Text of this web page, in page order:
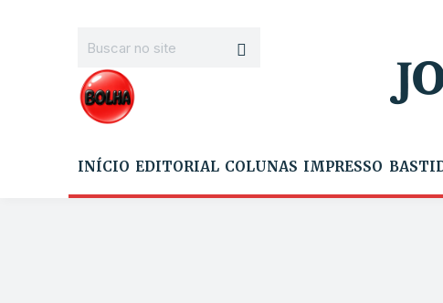
INÍCIO EDITORIAL COLUNAS IMPRESSO